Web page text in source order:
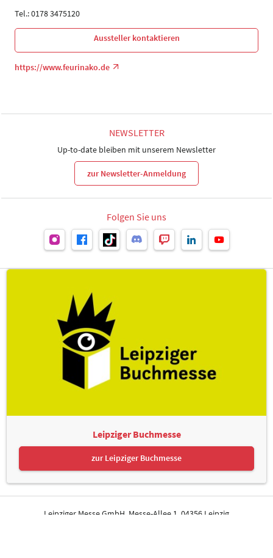
Tel.: 0178 3475120
Aussteller kontaktieren
https://www.feurinako.de
NEWSLETTER
Up-to-date bleiben mit unserem Newsletter
zur Newsletter-Anmeldung
Folgen Sie uns
Leipziger Buchmesse
zur Leipziger Buchmesse
Leipziger Messe GmbH, Messe-Allee 1, 04356 Leipzig